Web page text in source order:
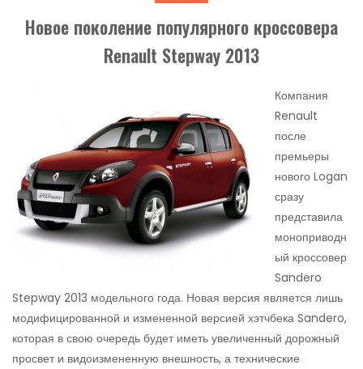
Новое поколение популярного кроссовера
Renault Stepway 2013
Компания
Renault
после
премьеры
нового Logan
сразу
представила
моноприводн
ый кроссовер
Sandero
Stepway 2013 модельного года. Новая версия является лишь
модифицированной и измененной версией хэтчбека Sandero,
которая в свою очередь будет иметь увеличенный дорожный
просвет и видоизмененную внешность, а технические